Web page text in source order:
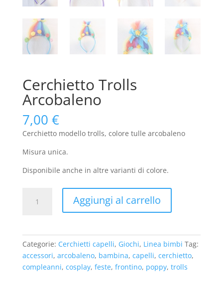
Cerchietto Trolls
Arcobaleno
7,00 €
Cerchietto modello trolls, colore tulle arcobaleno
Misura unica.
Disponibile anche in altre varianti di colore.
Trolls
Aggiungi al carrello
Categorie: Cerchietti capelli, Giochi, Linea bimbi Tag:
accessori, arcobaleno, bambina, capelli, cerchietto,
compleanni, cosplay, feste, frontino, poppy, trolls